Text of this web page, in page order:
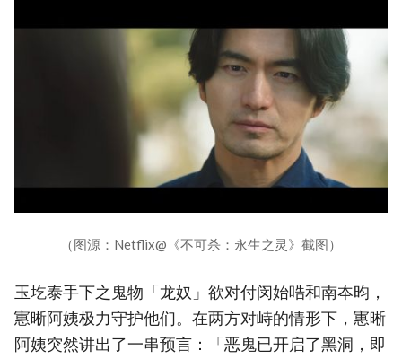
（图源：Netflix@《不可杀：永生之灵》截图）
玉圪泰手下之鬼物「龙奴」欲对付闵始哠和南夲昀，
寭晰阿姨极力守护他们。在两方对峙的情形下，寭晰
阿姨突然讲出了一串预言：「恶鬼已开启了黑洞，即